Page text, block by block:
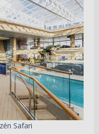
Safari